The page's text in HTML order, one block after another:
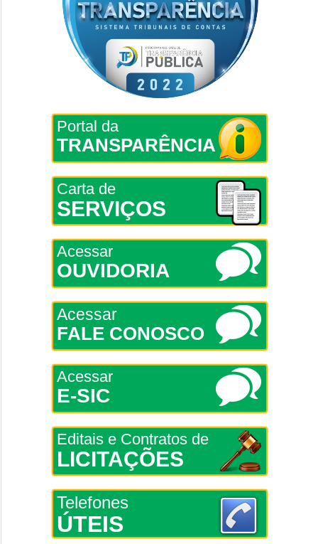
Portal da
TRANSPARÊNCIA
Carta de
SERVIÇOS
Acessar
OUVIDORIA
Acessar
FALE CONOSCO
Acessar
E-SIC
Editais e Contratos de
LICITAÇÕES
Telefones
ÚTEIS